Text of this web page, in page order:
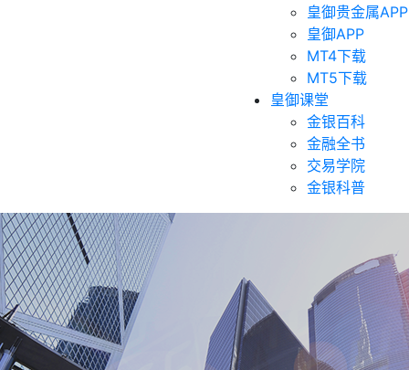
皇御贵金属APP
皇御APP
MT4下载
MT5下载
皇御课堂
金银百科
金融全书
交易学院
金银科普